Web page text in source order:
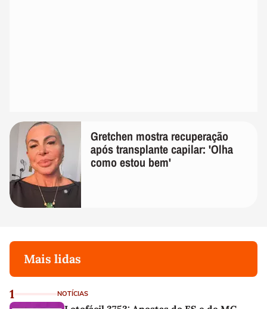
Gretchen mostra recuperação
após transplante capilar: 'Olha
como estou bem'
Mais lidas
1 NOTÍCIAS